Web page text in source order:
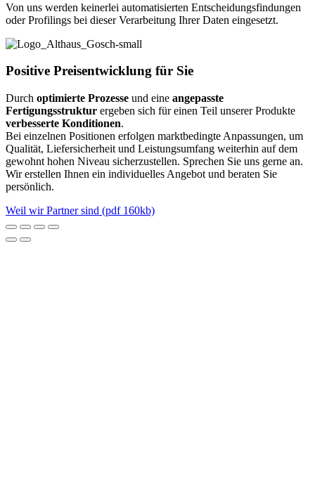
Von uns werden keinerlei automatisierten Entscheidungsfindungen
oder Profilings bei dieser Verarbeitung Ihrer Daten eingesetzt.
Positive Preis­entwicklung für Sie
Durch optimierte Prozesse und eine angepasste
Fertigungsstruktur ergeben sich für einen Teil unserer Produkte
verbesserte Konditionen.
Bei einzelnen Positionen erfolgen marktbedingte Anpassungen, um
Qualität, Liefersicherheit und Leistungsumfang weiterhin auf dem
gewohnt hohen Niveau sicherzustellen. Sprechen Sie uns gerne an.
Wir erstellen Ihnen ein individuelles Angebot und beraten Sie
persönlich.
Weil wir Partner sind (pdf 160kb)